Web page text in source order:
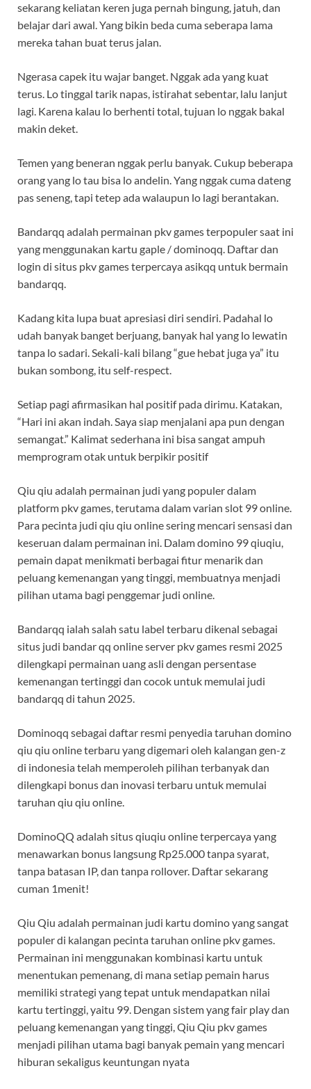
sekarang keliatan keren juga pernah bingung, jatuh, dan
belajar dari awal. Yang bikin beda cuma seberapa lama
mereka tahan buat terus jalan.
Ngerasa capek itu wajar banget. Nggak ada yang kuat
terus. Lo tinggal tarik napas, istirahat sebentar, lalu lanjut
lagi. Karena kalau lo berhenti total, tujuan lo nggak bakal
makin deket.
Temen yang beneran nggak perlu banyak. Cukup beberapa
orang yang lo tau bisa lo andelin. Yang nggak cuma dateng
pas seneng, tapi tetep ada walaupun lo lagi berantakan.
Bandarqq adalah permainan pkv games terpopuler saat ini
yang menggunakan kartu gaple / dominoqq. Daftar dan
login di situs pkv games terpercaya asikqq untuk bermain
bandarqq.
Kadang kita lupa buat apresiasi diri sendiri. Padahal lo
udah banyak banget berjuang, banyak hal yang lo lewatin
tanpa lo sadari. Sekali-kali bilang “gue hebat juga ya” itu
bukan sombong, itu self-respect.
Setiap pagi afirmasikan hal positif pada dirimu. Katakan,
“Hari ini akan indah. Saya siap menjalani apa pun dengan
semangat.” Kalimat sederhana ini bisa sangat ampuh
memprogram otak untuk berpikir positif
Qiu qiu adalah permainan judi yang populer dalam
platform pkv games, terutama dalam varian slot 99 online.
Para pecinta judi qiu qiu online sering mencari sensasi dan
keseruan dalam permainan ini. Dalam domino 99 qiuqiu,
pemain dapat menikmati berbagai fitur menarik dan
peluang kemenangan yang tinggi, membuatnya menjadi
pilihan utama bagi penggemar judi online.
Bandarqq ialah salah satu label terbaru dikenal sebagai
situs judi bandar qq online server pkv games resmi 2025
dilengkapi permainan uang asli dengan persentase
kemenangan tertinggi dan cocok untuk memulai judi
bandarqq di tahun 2025.
Dominoqq sebagai daftar resmi penyedia taruhan domino
qiu qiu online terbaru yang digemari oleh kalangan gen-z
di indonesia telah memperoleh pilihan terbanyak dan
dilengkapi bonus dan inovasi terbaru untuk memulai
taruhan qiu qiu online.
DominoQQ adalah situs qiuqiu online terpercaya yang
menawarkan bonus langsung Rp25.000 tanpa syarat,
tanpa batasan IP, dan tanpa rollover. Daftar sekarang
cuman 1menit!
Qiu Qiu adalah permainan judi kartu domino yang sangat
populer di kalangan pecinta taruhan online pkv games.
Permainan ini menggunakan kombinasi kartu untuk
menentukan pemenang, di mana setiap pemain harus
memiliki strategi yang tepat untuk mendapatkan nilai
kartu tertinggi, yaitu 99. Dengan sistem yang fair play dan
peluang kemenangan yang tinggi, Qiu Qiu pkv games
menjadi pilihan utama bagi banyak pemain yang mencari
hiburan sekaligus keuntungan nyata